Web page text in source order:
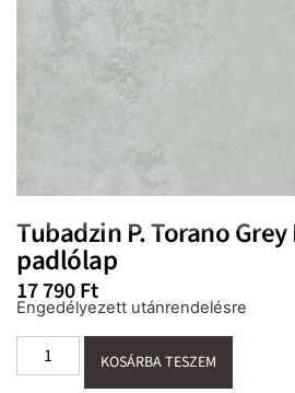
Tubadzin P. Torano
padlólap
17 790Ft
Engedélyezett utánrendelésre
KOSÁRBA TESZEM